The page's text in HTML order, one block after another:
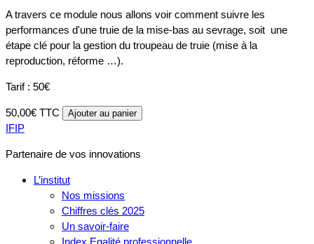
A travers ce module nous allons voir comment suivre les
performances d'une truie de la mise-bas au sevrage, soit une
étape clé pour la gestion du troupeau de truie (mise à la
reproduction, réforme …).
Tarif : 50€
50,00€ TTC Ajouter au panier
IFIP
Partenaire de vos innovations
L’institut
Nos missions
Chiffres clés 2025
Un savoir-faire